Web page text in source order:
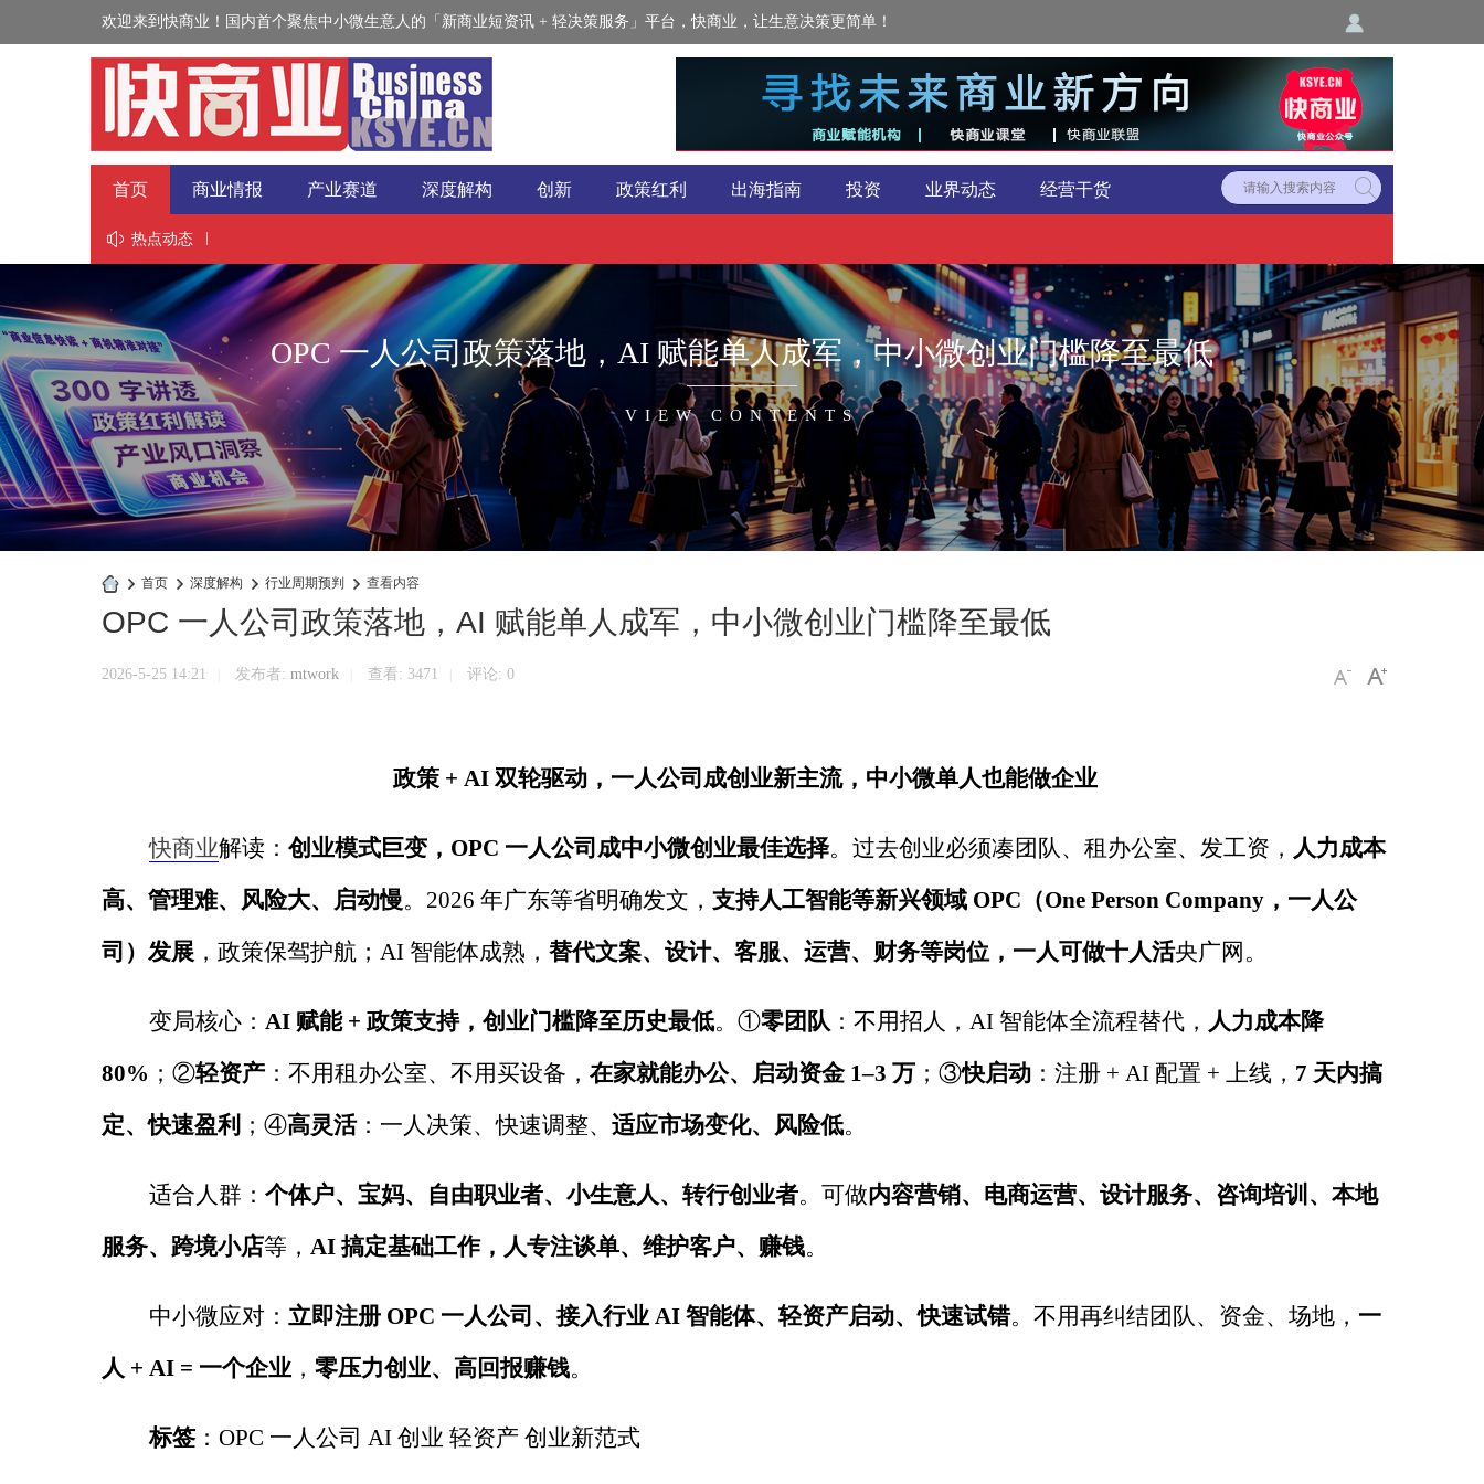
欢迎来到快商业！国内首个聚焦中小微生意人的「新商业短资讯 + 轻决策服务」平台，快商业，让生意决策更简单！
首页 商业情报 产业赛道 深度解构 创新 政策红利 出海指南 投资 业界动态 经营干货
视野热点动态
OPC 一人公司政策落地，AI 赋能单人成军，中小微创业门槛降至最低
VIEW CONTENTS
快
业
› 首页 › 深度解构 › 行业周期预判 › 查看内容
OPC 一人公司政策落地，AI 赋能单人成军，中小微创业门槛降至最低
2026-5-25 14:21 发布者: mtwork 查看: 3471 评论: 0
政策+ AI 双轮驱动，一人公司成创业新主流，中小微单人也能做企业
快商业解读： 创业模式巨变， OPC 一人公司成中小微创业最佳选择。过去创业必须凑团队、租办公室、发工资， 人力成本
高、管理难、风险大、启动慢。 2026 年广东等省明确发文， 支持人工智能等新兴领域 OPC （One Person Company ，一人公
司）发展 ，政策保驾护航； AI 智能体成熟， 替代文案、设计、客服、运营、财务等岗位，一人可做十人活央广网。
变局核心： AI 赋能+ 政策支持，创业门槛降至历史最低。 ①零团队：不用招人， AI 智能体全流程替代， 人力成本降
80% ； ②轻资产 ：不用租办公室、不用买设备， 在家就能办公、启动资金 1–3 万 ； ③快启动 ：注册 + AI 配置 + 上线， 7 天内搞
定、快速盈利 ； ④高灵活：一人决策、快速调整、 适应市场变化、风险低。
适合人群： 个体户、宝妈、自由职业者、小生意人、转行创业者。可做内容营销、电商运营、设计服务、咨询培训、本地
服务、跨境小店等， AI 搞定基础工作，人专注谈单、维护客户、赚钱。
中小微应对： 立即注册OPC 一人公司、接入行业AI 智能体、轻资产启动、快速试错。不用再纠结团队、资金、场地， 一
人 + AI = 一个企业 ， 零压力创业、高回报赚钱。
标签： OPC 一人公司 AI 创业 轻资产 创业新范式